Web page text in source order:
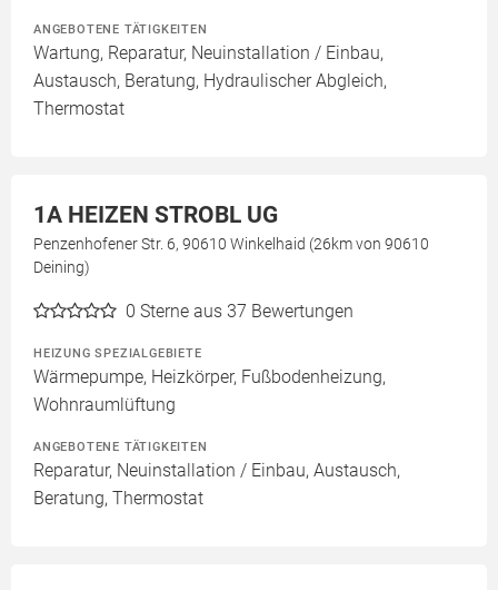
ANGEBOTENE TÄTIGKEITEN
Wartung, Reparatur, Neuinstallation / Einbau,
Austausch, Beratung, Hydraulischer Abgleich,
Thermostat
1A HEIZEN STROBL UG
Penzenhofener Str. 6, 90610 Winkelhaid (26km von 90610
Deining)
0 Sterne aus 37 Bewertungen
HEIZUNG SPEZIALGEBIETE
Wärmepumpe, Heizkörper, Fußbodenheizung,
Wohnraumlüftung
ANGEBOTENE TÄTIGKEITEN
Reparatur, Neuinstallation / Einbau, Austausch,
Beratung, Thermostat